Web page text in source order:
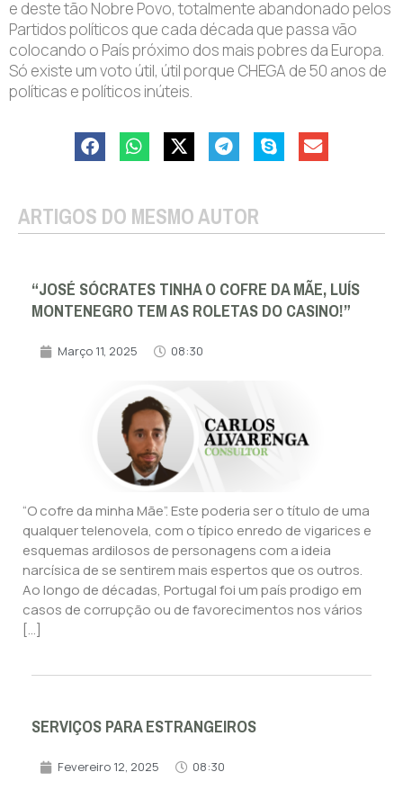
e deste tão Nobre Povo, totalmente abandonado pelos
Partidos políticos que cada década que passa vão
colocando o País próximo dos mais pobres da Europa.
Só existe um voto útil, útil porque CHEGA de 50 anos de
políticas e políticos inúteis.
ARTIGOS DO MESMO AUTOR
“JOSÉ SÓCRATES TINHA O COFRE DA MÃE, LUÍS
MONTENEGRO TEM AS ROLETAS DO CASINO!”
Março 11, 2025 08:30
“O cofre da minha Mãe”. Este poderia ser o título de uma
qualquer telenovela, com o típico enredo de vigarices e
esquemas ardilosos de personagens com a ideia
narcísica de se sentirem mais espertos que os outros.
Ao longo de décadas, Portugal foi um país prodigo em
casos de corrupção ou de favorecimentos nos vários
[…]
SERVIÇOS PARA ESTRANGEIROS
Fevereiro 12, 2025 08:30